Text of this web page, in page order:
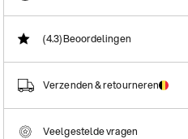
(4.3)Beoordelingen
Verzenden & retourneren
Veelgestelde vragen